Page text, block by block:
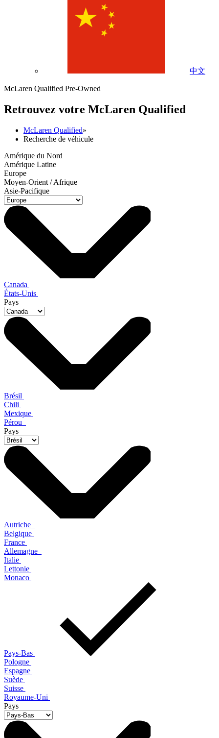
中文
McLaren Qualified Pre-Owned
Retrouvez votre McLaren Qualified
McLaren Qualified»
Recherche de véhicule
Amérique du Nord
Amérique Latine
Europe
Moyen-Orient / Afrique
Asie-Pacifique
Canada
États-Unis
Pays
Brésil
Chili
Mexique
Pérou
Pays
Autriche
Belgique
France
Allemagne
Italie
Lettonie
Monaco
Pays-Bas
Pologne
Espagne
Suède
Suisse
Royaume-Uni
Pays